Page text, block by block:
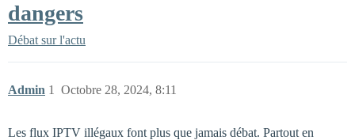
dangers
Débat sur l'actu
Admin Octobre 28, 2024, 8:11
1
Les flux IPTV illégaux font plus que jamais débat. Partout en